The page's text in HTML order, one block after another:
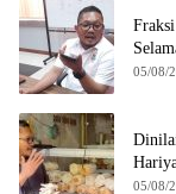
05/08/
05/08/